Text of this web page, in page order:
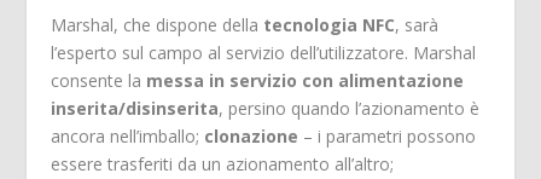
Marshal, che dispone della tecnologia NFC, sarà
l’esperto sul campo al servizio dell’utilizzatore. Marshal
consente la messa in servizio con alimentazione
inserita/disinserita, persino quando l’azionamento è
ancora nell’imballo; clonazione – i parametri possono
essere trasferiti da un azionamento all’altro;